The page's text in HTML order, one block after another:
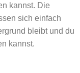
kannst. Die
sich einfach
bleibt und du
kannst.